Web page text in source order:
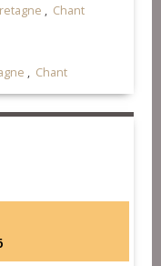
, Chant
, Chant